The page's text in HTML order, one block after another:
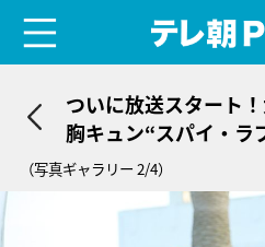
ついに放送スタート
胸キュン“スパイ・ラ
パイ』
（写真ギャラリー 2/4）